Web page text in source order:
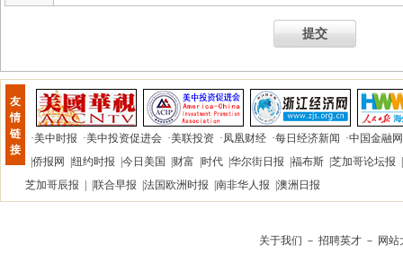
提交
友
情
链
接
·美中时报 ·美中投资促进会 ·美联投资 ·凤凰财经 ·每日经济新闻 ·中国金融网
侨报网 纽约时报 今日美国 财富 时代 华尔街日报 福布斯 芝加哥论坛报
芝加哥辰报
联合早报 法国欧洲时报 南非华人报 澳洲日报
关于我们 － 招聘英才 － 网站